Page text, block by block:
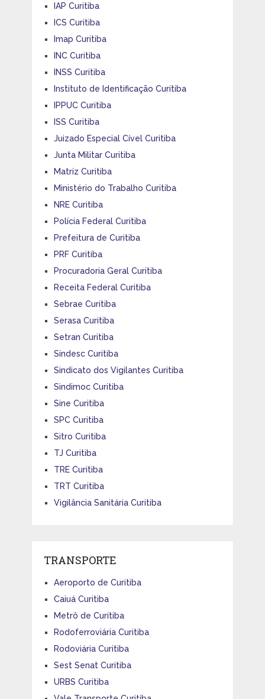
IAP Curitiba
ICS Curitiba
Imap Curitiba
INC Curitiba
INSS Curitiba
Instituto de Identificação Curitiba
IPPUC Curitiba
ISS Curitiba
Juizado Especial Cível Curitiba
Junta Militar Curitiba
Matriz Curitiba
Ministério do Trabalho Curitiba
NRE Curitiba
Polícia Federal Curitiba
Prefeitura de Curitiba
PRF Curitiba
Procuradoria Geral Curitiba
Receita Federal Curitiba
Sebrae Curitiba
Serasa Curitiba
Setran Curitiba
Sindesc Curitiba
Sindicato dos Vigilantes Curitiba
Sindimoc Curitiba
Sine Curitiba
SPC Curitiba
Sitro Curitiba
TJ Curitiba
TRE Curitiba
TRT Curitiba
Vigilância Sanitária Curitiba
TRANSPORTE
Aeroporto de Curitiba
Caiuá Curitiba
Metrô de Curitiba
Rodoferroviária Curitiba
Rodoviária Curitiba
Sest Senat Curitiba
URBS Curitiba